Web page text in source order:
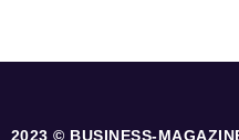
2023 © BUSINESS-